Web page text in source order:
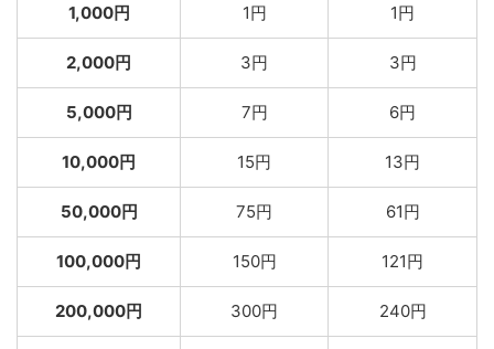
1,000円 1円 1円
2,000円 3円 3円
5,000円 7円 6円
10,000円 15円 13円
50,000円 75円 61円
100,000円 150円 121円
200,000円 300円 240円